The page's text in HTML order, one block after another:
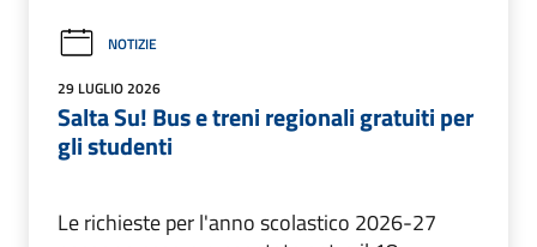
NOTIZIE
29 LUGLIO 2026
Salta Su! Bus e treni regionali gratuiti per
gli studenti
Le richieste per l'anno scolastico 2026-27